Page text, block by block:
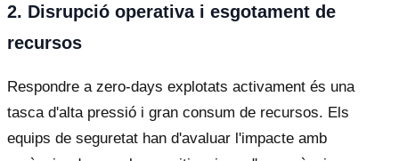
2. Disrupció operativa i esgotament de
recursos
Respondre a zero-days explotats activament és una
tasca d'alta pressió i gran consum de recursos. Els
equips de seguretat han d'avaluar l'impacte amb